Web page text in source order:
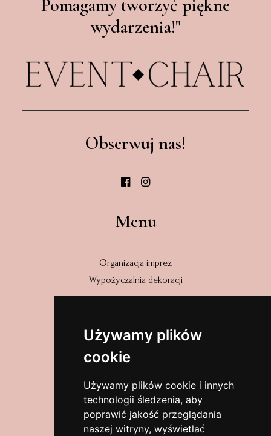
Używamy plików
cookie
Używamy plików cookie i innych
technologii śledzenia, aby
poprawić jakość przeglądania
naszej witryny, wyświetlać
Pomagamy tworzyć piękne
wydarzenia!"
Obserwuj nas!
Menu
Organizacja imprez
Wypożyczalnia dekoracji
Wyszyńskiego 31/2
58-320 Walim
dolnośląskie, Polska
Zobacz na mapach